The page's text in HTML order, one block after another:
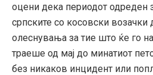
оцени дека периодот одреден
српските со косовски
олеснувања за тие што ќе го
траеше од мај до минатиот
без никаков инцидент или